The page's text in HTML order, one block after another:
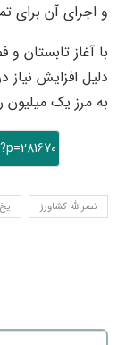
و اجرای آن برای
با آغاز تابستان
به مرز یک میلیون
نصرالله کشاورز یخ